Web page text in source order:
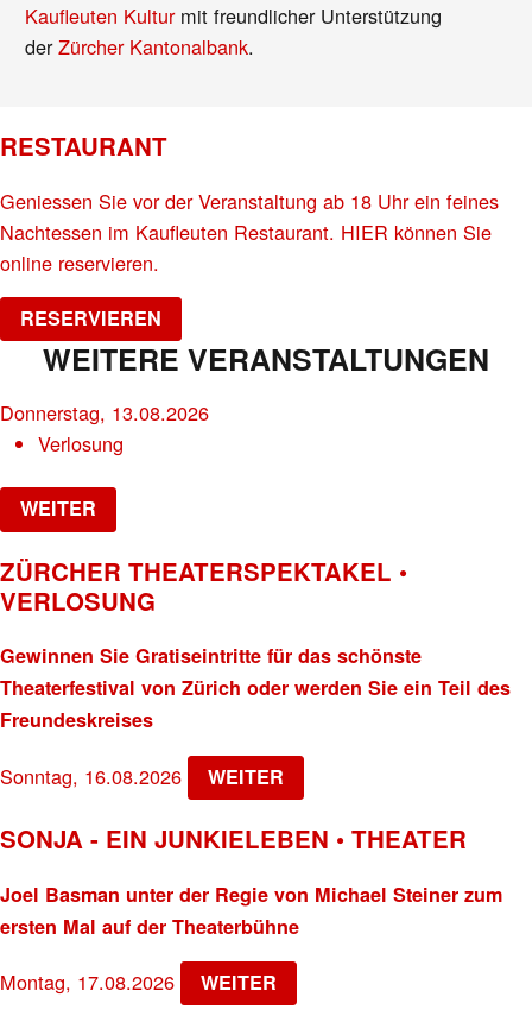
Kaufleuten Kulturmit freundlicher Unterstützung
derZürcher Kantonalbank.
RESTAURANT
Geniessen Sie vor der Veranstaltung ab 18 Uhr ein feines
Nachtessen im Kaufleuten Restaurant. HIER können Sie
online reservieren.
RESERVIEREN
WEITERE VERANSTALTUNGEN
Donnerstag, 13.08.2026
Verlosung
WEITER
ZÜRCHER THEATERSPEKTAKEL •
VERLOSUNG
Gewinnen Sie Gratiseintritte für das schönste
Theaterfestival von Zürich oder werden Sie ein Teil des
Freundeskreises
Sonntag, 16.08.2026 WEITER
SONJA - EIN JUNKIELEBEN • THEATER
Joel Basman unter der Regie von Michael Steiner zum
ersten Mal auf der Theaterbühne
Montag, 17.08.2026 WEITER